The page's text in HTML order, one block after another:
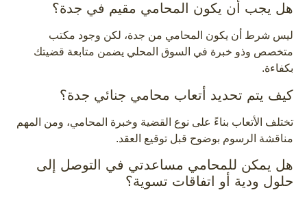
هل يجب أن يكون المحامي مقيم في جدة؟
ليس شرط أن يكون المحامي من جدة، لكن وجود مكتب
متخصص وذو خبرة في السوق المحلي يضمن متابعة قضيتك
بكفاءة.
كيف يتم تحديد أتعاب محامي جنائي جدة؟
تختلف الأتعاب بناءً على نوع القضية وخبرة المحامي، ومن المهم
مناقشة الرسوم بوضوح قبل توقيع العقد.
هل يمكن للمحامي مساعدتي في التوصل إلى
حلول ودية أو اتفاقات تسوية؟